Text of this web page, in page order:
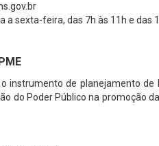
a sexta-feira, das 7h às 11h e das
instrumento de planejamento
do Poder Público na promoção